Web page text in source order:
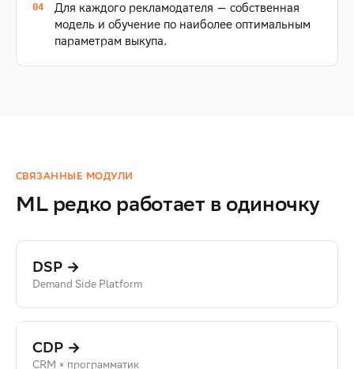
Для каждого рекламодателя — собственная
модель и обучение по наиболее оптимальным
параметрам выкупа.
СВЯЗАННЫЕ МОДУЛИ
ML редко работает в одиночку
DSP →
Demand Side Platform
CDP →
CRM × программатик